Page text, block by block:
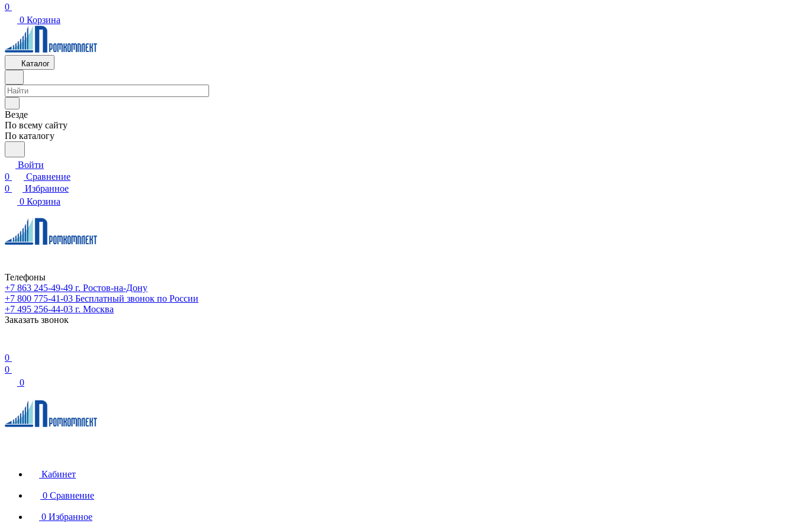
0
0 Корзина
Каталог
Везде
По всему сайту
По каталогу
Войти
0
Сравнение
0
Избранное
0 Корзина
Телефоны
+7 863 245-49-49 г. Ростов-на-Дону
+7 800 775-41-03 Бесплатный звонок по России
+7 495 256-44-03 г. Москва
Заказать звонок
0
0
0
Кабинет
0 Сравнение
0 Избранное